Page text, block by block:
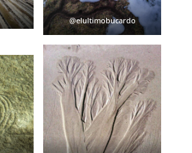
@elultimobucardo